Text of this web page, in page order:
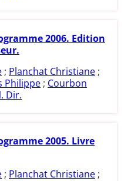
2006. Edition
; Planchat Christiane ;
Philippe ; Courbon
Dir.
2005. Livre
; Planchat Christiane ;